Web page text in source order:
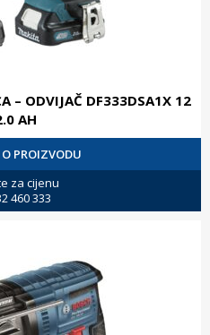
– ODVIJAČ DF333DSA1X 12
AH
O PROIZVODU
za cijenu
460 333